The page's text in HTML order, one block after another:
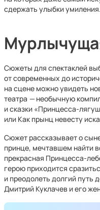
сдержать улыбки умиления.
Сюжеты для спектаклей
от современных до
на сцене можно увидеть
театра —необычную
и сказки «Принцесса-
или Как прынц невесту
Сюжет рассказывает о
принце, мечтавшем найти
прекрасная Принцесса-
герою приходится
и преодолеть долгий путь
Дмитрий Куклачев и его